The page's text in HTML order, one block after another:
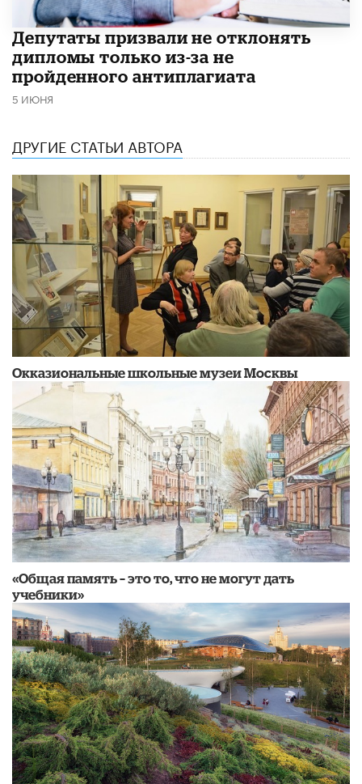
Депутаты призвали не отклонять
дипломы только из-за не
пройденного антиплагиата
5 ИЮНЯ
ДРУГИЕ СТАТЬИ АВТОРА
​Окказиональные школьные музеи Москвы
«Общая память – это то, что не могут дать
учебники»